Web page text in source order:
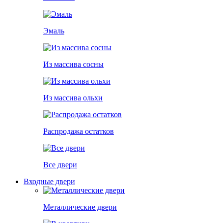
Эмаль
Из массива сосны
Из массива ольхи
Распродажа остатков
Все двери
Входные двери
Металлические двери